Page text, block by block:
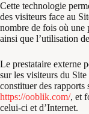
Cette technologie
des visiteurs face au
nombre de fois où une
ainsi que l’utilisation
Le prestataire externe
sur les visiteurs du Site
constituer des rapports
https://ooblik.com/, et
celui-ci et d’Internet.